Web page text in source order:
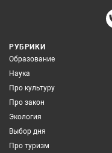
РУБРИКИ
Образование
Наука
Про культуру
Про закон
Экология
Выбор дня
Про туризм